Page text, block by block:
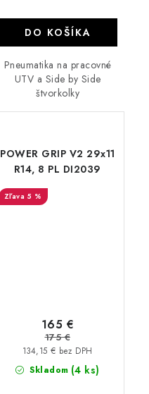
DO KOŠÍKA
Pneumatika na pracovné
UTV a Side by Side
štvorkolky
POWER GRIP V2 29x11
R14, 8 PL DI2039
5 %
Skladom (4 ks)
134,15 € bez DPH
165 €
175 €